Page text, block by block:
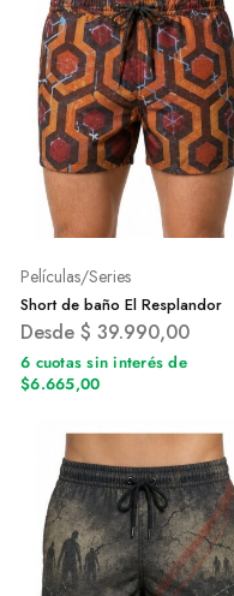
Películas/Series
Short de baño El Resplandor
Desde $ 39.990,00
6 cuotas sin interés de
$6.665,00